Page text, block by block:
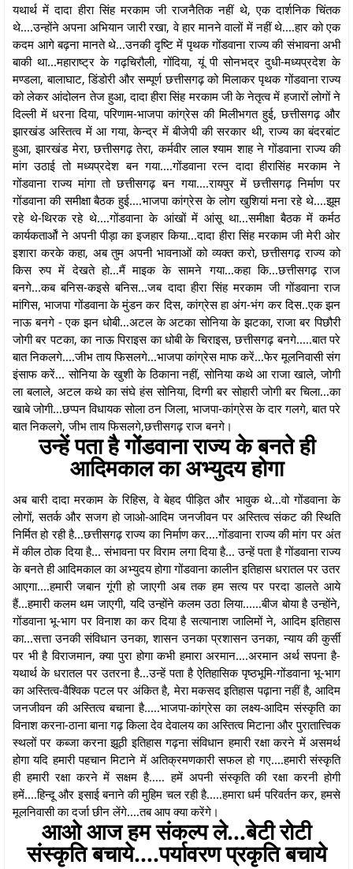
यथार्थ में दादा हीरा सिंह मरकाम जी राजनैतिक नहीं थे, एक दार्शनिक चिंतक
थे....उन्होंने अपना अभियान जारी रखा, वे हार मानने वालों में नहीं थे....हार को एक
कदम आगे बढ़ना मानते थे...उनकी दृष्टि में पृथक गोंडवाना राज्य की संभावना अभी
बाकी था...महाराष्ट्र के गढ़चिरौली, गोंदिया, यूं पी सोनभद्र दुधी-मध्यप्रदेश के
मण्डला, बालाघाट, डिंडोरी और सम्पूर्ण छत्तीसगढ़ को मिलाकर पृथक गोंडवाना राज्य
को लेकर आंदोलन तेज हुआ, दादा हीरा सिंह मरकाम जी के नेतृत्व में हजारों लोगों ने
दिल्ली में धरना दिया, परिणाम-भाजपा कांग्रेस की मिलीभगत हुई, छत्तीसगढ़ और
झारखंड अस्तित्व में आ गया, केन्द्र में बीजेपी की सरकार थी, राज्य का बंदरबांट
हुआ, झारखंड मेरा, छत्तीसगढ़ तेरा, कर्मवीर लाल श्याम शाह ने गोंडवाना राज्य की
मांग उठाई तो मध्यप्रदेश बन गया....गोंडवाना रत्न दादा हीरासिंह मरकाम ने
गोंडवाना राज्य मांगा तो छत्तीसगढ़ बन गया....रायपुर में छत्तीसगढ़ निर्माण पर
गोंडवाना की समीक्षा बैठक हुई....भाजपा कांग्रेस के लोग खुशियां मना रहे थे....झूम
रहे थे-थिरक रहे थे....गोंडवाना के आंखों में आंसू था...समीक्षा बैठक में कर्मठ
कार्यकतार्ओं ने अपनी पीड़ा का इजहार किया...दादा हीरा सिंह मरकाम जी मेरी ओर
इशारा करके कहा, अब तुम अपनी भावनाओं को व्यक्त करो, छत्तीसगढ़ राज्य को
किस रुप में देखते हो...मैं माइक के सामने गया...कहा कि...छत्तीसगढ़ राज
बनगे...कब बनिस-कइसे बनिस...जब दादा हीरा सिंह मरकाम जी गोंडवाना राज
मांगिस, भाजपा गोंडवाना के मुंडन कर दिस, कांग्रेस हा अंग-भंग कर दिस..एक झन
नाऊ बनगे - एक झन धोबी...अटल के अटका सोनिया के झटका, राजा बर पिछौरी
जोगी बर पटका, का नाऊ पिराइस का धोबी के चिराइस, छत्तीसगढ़ बनगे.....बात परे
बात निकलगे....जीभ ताय फिसलगे...भाजपा कांग्रेस माफ करें...फेर मूलनिवासी संग
इंसाफ करें... सोनिया के खुशी के ठिकाना नहीं, सोनिया कथे आ राजा खाले, जोगी
ला बलाले, अटल कथे का संघे हंस सोनिया, दिग्गी बर सोहारी जोगी बर चिला...का
खाबे जोगी...छप्पन विधायक सोला ठन जिला, भाजपा-कांग्रेस के दार गलगे, बात परे
बात निकलगे, जीभ ताय फिसलगे,छत्तीसगढ़ राज बनगे।
उन्हें पता है गोंडवाना राज्य के बनते ही
आदिमकाल का अभ्युदय होगा
अब बारी दादा मरकाम के रिहिस, वे बेहद पीड़ित और भावुक थे...वो गोंडवाना के
लोगों, सतर्क और सजग हो जाओ-आदिम जनजीवन पर अस्तित्व संकट की स्थिति
निर्मित हो रही है...छत्तीसगढ़ राज्य का निर्माण कर....गोंडवाना राज्य की मांग पर अंत
में कील ठोक दिया है... संभावना पर विराम लगा दिया है... उन्हें पता है गोंडवाना राज्य
के बनते ही आदिमकाल का अभ्युदय होगा गोंडवाना कालीन इतिहास धरातल पर उतर
आएगा....हमारी जबान गूंगी हो जाएगी अब तक हम सत्य पर परदा डालते आये
हैं...हमारी कलम थम जाएगी, यदि उन्होंने कलम उठा लिया......बीज बोया है उन्होंने,
गोंडवाना भू-भाग पर विनाश का कर दिया है सत्यानाश जालिमों ने, आदिम इतिहास
का...सत्ता उनकी संविधान उनका, शासन उनका प्रशासन उनका, न्याय की कुर्सी
पर भी है विराजमान, क्या पुरा होगा कभी हमारा अरमान....अरमान अर्थ सपना है-
यथार्थ के धरातल पर उतरना है...उन्हें पता है ऐतिहासिक पृष्ठभूमि-गोंडवाना भू-भाग
का अस्तित्व-वैश्विक पटल पर अंकित है, मेरा मकसद इतिहास पढ़ाना नहीं है, आदिम
जनजीवन की अस्तित्व बचाना है.....भाजपा-कांग्रेस का लक्ष्य-आदिम संस्कृति का
विनाश करना-ठाना बाना गढ़ किला देव देवालय का अस्तित्व मिटाना और पुरातात्त्विक
स्थलों पर कब्जा करना झूठी इतिहास गढ़ना संविधान हमारी रक्षा करने में असमर्थ
होगा यदि हमारी पहचान मिटाने में अतिक्रमणकारी सफल हो गए....हमारी संस्कृति
ही हमारी रक्षा करने में सक्षम है..... हमें अपनी संस्कृति की रक्षा करनी होगी
हमें....हिन्दू और इसाई बनाने की मुहिम चल रही है.....हमारा धर्म परिवर्तन कर, हमसे
मूलनिवासी का दर्जा छीन लेंगे....तब आप क्या करेंगे।
आओ आज हम संकल्प ले...बेटी रोटी
संस्कृति बचाये....पर्यावरण प्रकृति बचाये